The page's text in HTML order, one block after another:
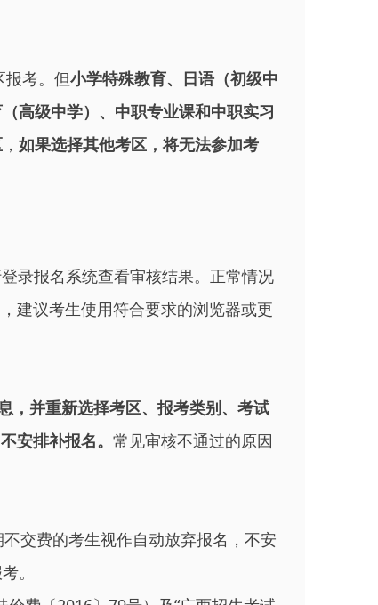
考。但小学特殊教育、日语（初级中
高级中学）、中职专业课和中职实习
， 如果选择其他考区，将无法参加考
录报名系统查看审核结果。正常情况
建议考生使用符合要求的浏览器或更
，并重新选择考区、报考类别、考试
安排补报名。 常见审核不通过的原因
交费的考生视作自动放弃报名，不安
。